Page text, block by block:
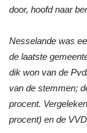
door, hoofd naar
Nesselande was
de laatste
dik won van de
van de stemmen;
procent.
procent) en de